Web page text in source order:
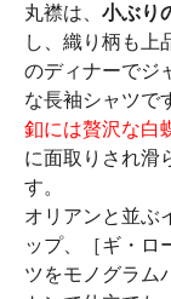
丸襟は、 小ぶり
し、織り柄も上
のディナーでジ
な長袖シャツで
釦には贅沢な白
に面取りされ滑
す。
オリアンと並ぶ
ップ、［ギ・ロ
ツをモノグラム